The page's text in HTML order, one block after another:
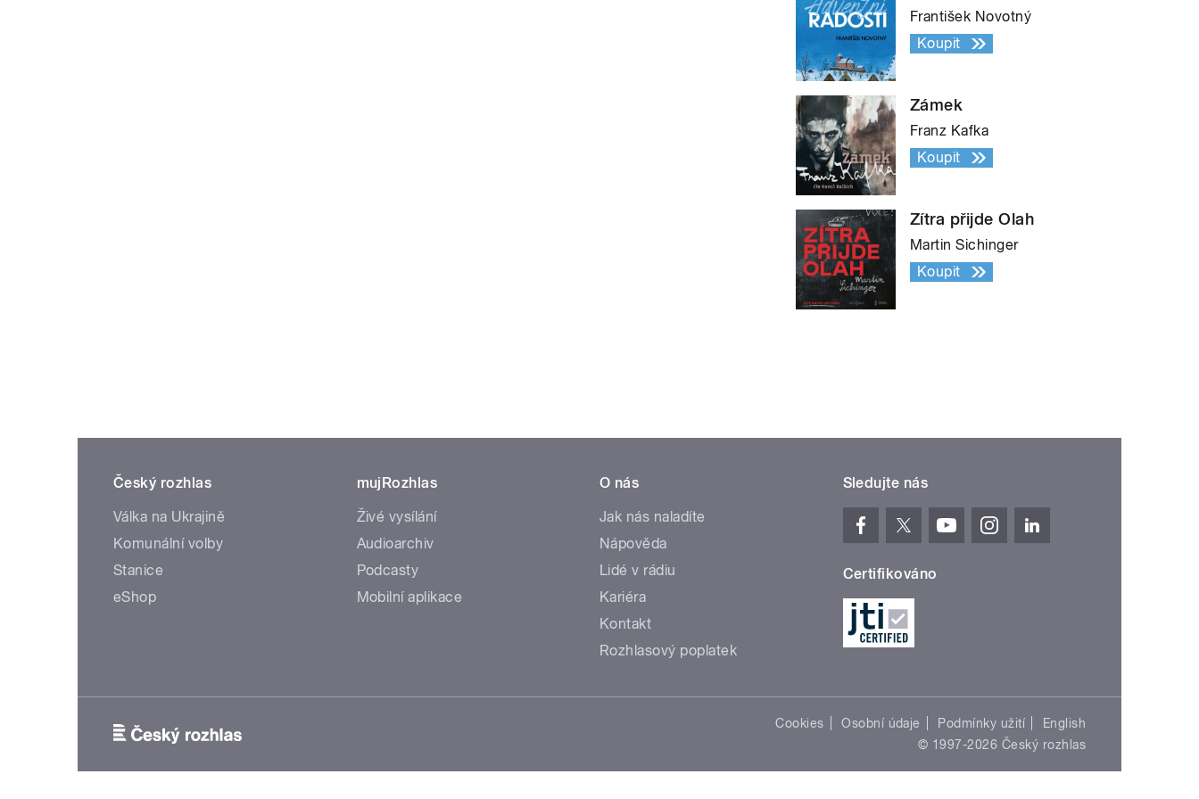
František Novotný
Koupit
Zámek
Franz Kafka
Koupit
Zítra přijde Olah
Martin Sichinger
Koupit
Český rozhlas
Válka na Ukrajině
Komunální volby
Stanice
eShop
mujRozhlas
Živé vysílání
Audioarchiv
Podcasty
Mobilní aplikace
O nás
Jak nás naladíte
Nápověda
Lidé v rádiu
Kariéra
Kontakt
Rozhlasový poplatek
Sledujte nás
Certifikováno
Cookies Osobní údaje Podmínky užití
English
© 1997-2026 Český rozhlas